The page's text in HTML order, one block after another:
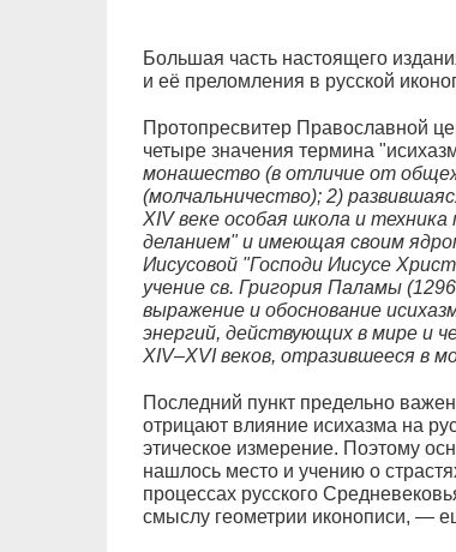
Большая часть настоящего
и её преломления в русской
Протопресвитер Православной
четыре значения термина
монашество (в отличие от
(молчальничество); 2)
XIV веке особая школа и
деланием" и имеющая своим
Иисусовой "Господи Иисусе
учение св. Григория Паламы
выражение и обоснование
энергий, действующих в мире и
XIV–XVI веков, отразившееся в
Последний пункт предельно
отрицают влияние исихазма на
этическое измерение. Поэтому
нашлось место и учению о
процессах русского
смыслу геометрии иконописи, —